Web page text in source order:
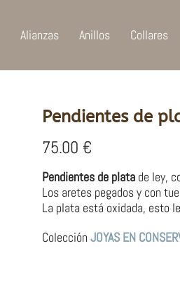
Alianzas Anillos Collares
Pendientes de
75.00 €
Pendientes de plata de ley,
Los aretes pegados y con
La plata está oxidada, esto
Colección JOYAS EN